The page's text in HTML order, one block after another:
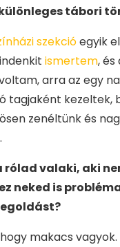
különleges tábori
szekcióegyik
ismertem, és
arra az egy
tagjaként
zenéltünk és
valaki, aki
neked is
makacs